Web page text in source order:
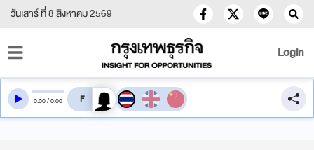
วันเสาร์ ที่ 8 สิงหาคม 2569
Login
0:00/0:00 สลับเสียงอ่าน